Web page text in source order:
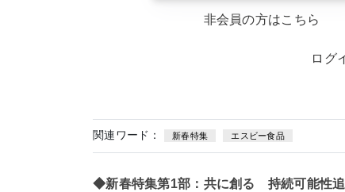
非会員の方はこちら
ログ
関連ワード： 新春特集 エスビー食品
◆新春特集第1部：共に創る 持続可能性